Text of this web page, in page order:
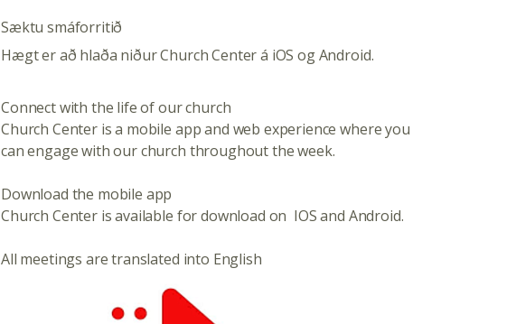
Sæktu smáforritið
Hægt er að hlaða niður Church Center á iOS og Android.
Connect with the life of our church
Church Center is a mobile app and web experience where you
can engage with our church throughout the week.
​Download the mobile app
Church Center is available for download on IOS and Android.
All meetings are translated into English